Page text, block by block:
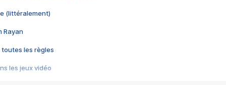
(littéralement)
Rayan
toutes les règles
les jeux vidéo